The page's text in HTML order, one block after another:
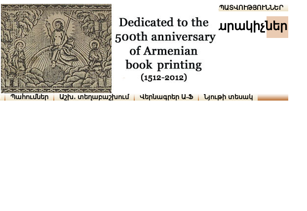
ՆԱԽԱՊԱՏՎՈՒԹՅՈՒՆՆԵՐ
հրատարակիչներ
Պահումներ Աշխ․ տեղաբաշխում Վերնագրեր Ա-Ֆ Նյութի տեսակ